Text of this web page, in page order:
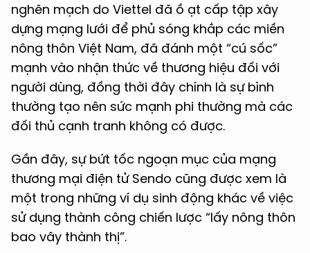
nghẽn mạch do Viettel đã ồ ạt cấp tập xây
dựng mạng lưới để phủ sóng khắp các miền
nông thôn Việt Nam, đã đánh một “cú sốc”
mạnh vào nhận thức về thương hiệu đối với
người dùng, đồng thời đây chính là sự bình
thường tạo nên sức mạnh phi thường mà các
đối thủ cạnh tranh không có được.
Gần đây, sự bứt tốc ngoạn mục của mạng
thương mại điện tử Sendo cũng được xem là
một trong những ví dụ sinh động khác về việc
sử dụng thành công chiến lược “lấy nông thôn
bao vây thành thị”.